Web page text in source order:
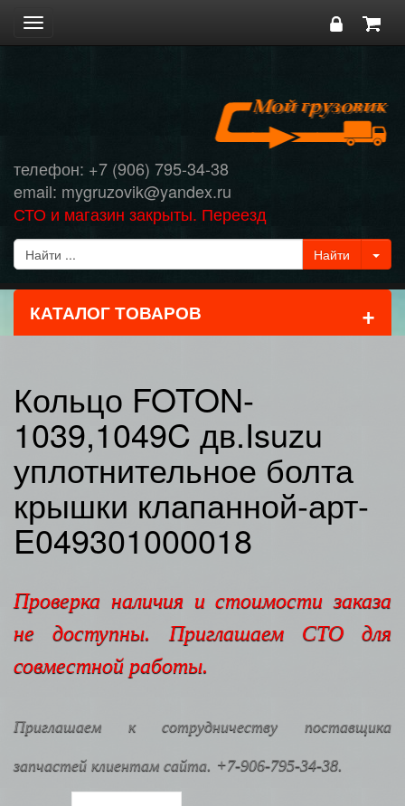
Toggle
navigation
телефон: +7 (906) 795-34-38
email: mygruzovik@yandex.ru
СТО и магазин закрыты. Переезд
КАТАЛОГ ТОВАРОВ +
Кольцо FOTON-
1039,1049C дв.Isuzu
уплотнительное болта
крышки клапанной-арт-
E049301000018
Проверка наличия и стоимости заказа
не доступны. Приглашаем СТО для
совместной работы.
Приглашаем к сотрудничеству поставщика
запчастей клиентам сайта. +7-906-795-34-38.